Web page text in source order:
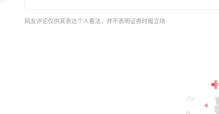
网友评论仅供其表达个人看法，并不表明证券时报立场